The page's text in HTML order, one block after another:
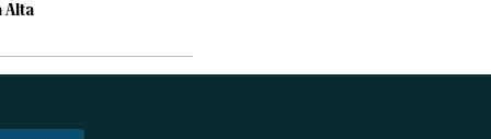
Alta